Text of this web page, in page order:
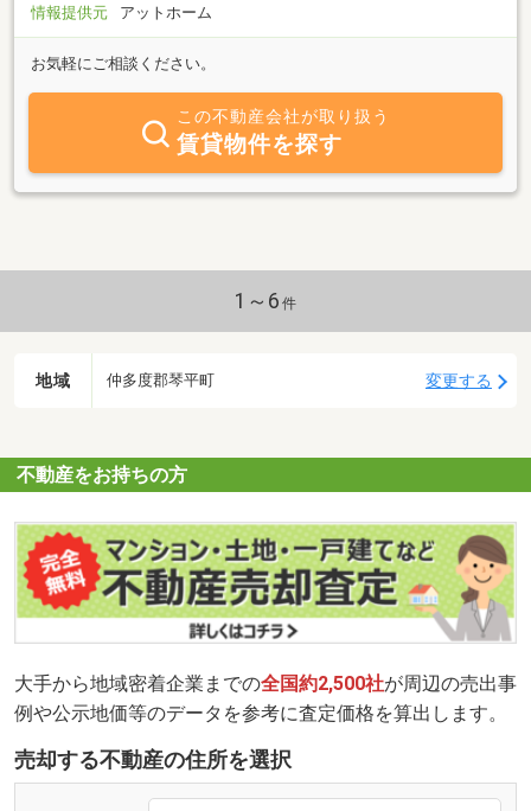
情報提供元
アットホーム
お気軽にご相談ください。
この不動産会社が取り扱う
賃貸物件を探す
1～6 件
地域 仲多度郡琴平町 変更する
不動産をお持ちの方
大手から地域密着企業までの全国約2,500社が周辺の売出事
例や公示地価等のデータを参考に査定価格を算出します。
売却する不動産の住所を選択